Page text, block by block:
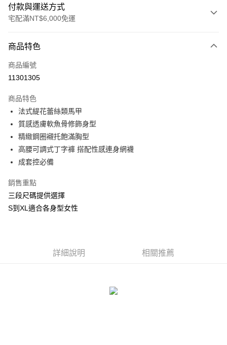
付款與運送方式
宅配滿NT$6,000免運
信用卡一次付款
信用卡分期付款
合作金庫商業銀行
華南商業銀行
上海商業儲蓄銀行
國泰世華商業銀行
臺灣中小企業銀行
台中商業銀行
匯豐（台灣）商業銀行
聯邦商業銀行
元大商業銀行
台新國際商業銀行
台灣樂天信用卡公司
超商取貨付款
LINE Pay
Apple Pay
街口支付
悠遊付
AFTEE先享後付
相關說明
１．簡單：不需註冊會員、不需綁卡、不需儲值。
商品特色
商品編號
11301305
商品特色
法式緹花蕾絲類馬甲
質感透膚軟魚骨修飾身型
精緻鋼圈襯托飽滿胸型
高腰可調式丁字褲 搭配性感連身網襪
成套控必備
銷售重點
三段尺碼提供選擇
S到XL適合各身型女性
詳細說明 相關推薦